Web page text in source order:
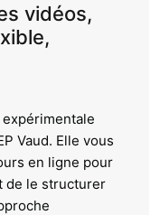
vidéos,
Vaud. Elle vous
en ligne pour
de le structurer